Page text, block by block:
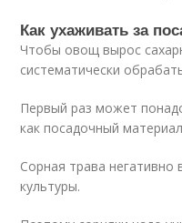
Как ухаживать за
Чтобы овощ вырос
систематически
Первый раз может
как посадочный
Сорная трава
культуры.